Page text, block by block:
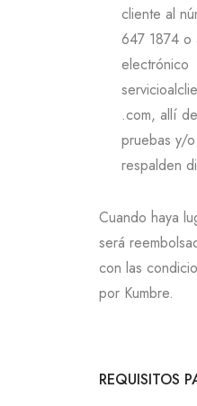
cliente al
647 1874 o
electrónico
.com, allí
pruebas y/
respalden
Cuando haya
será
con las
por Kumbre.
REQUISITOS